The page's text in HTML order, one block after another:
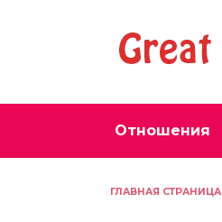
Отношения
ГЛАВНАЯ СТРАНИЦА